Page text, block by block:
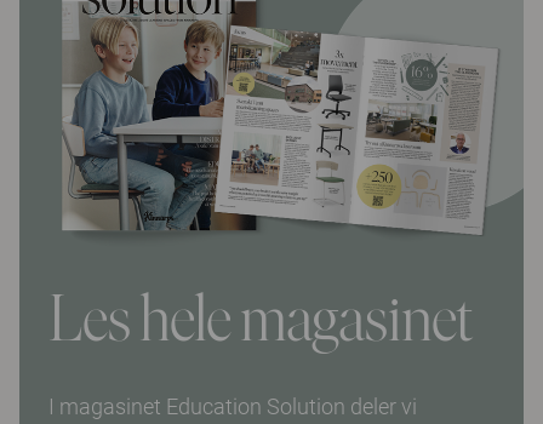
Les hele magasinet
I magasinet Education Solution deler vi